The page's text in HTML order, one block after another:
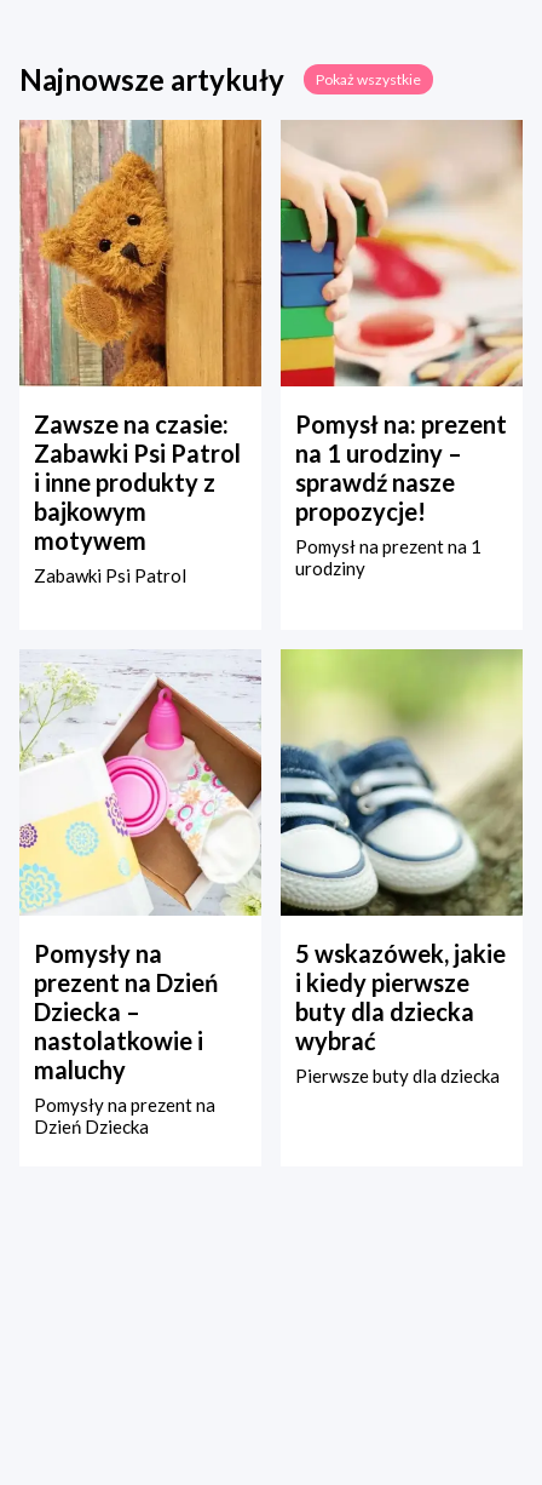
Najnowsze artykuły Pokaż wszystkie
Zawsze na czasie:
Zabawki Psi Patrol
i inne produkty z
bajkowym
motywem
Zabawki Psi Patrol
Pomysł na: prezent
na 1 urodziny –
sprawdź nasze
propozycje!
Pomysł na prezent na 1
urodziny
Pomysły na
prezent na Dzień
Dziecka –
nastolatkowie i
maluchy
Pomysły na prezent na
Dzień Dziecka
5 wskazówek, jakie
i kiedy pierwsze
buty dla dziecka
wybrać
Pierwsze buty dla dziecka